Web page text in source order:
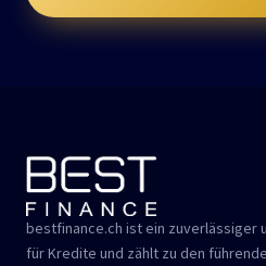
bestfinance.ch ist ein zuverlässiger
für Kredite und zählt zu den